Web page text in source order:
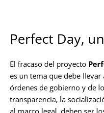
Perfect Day,
El fracaso del proyecto
es un tema que debe
órdenes de gobierno y de
transparencia, la
al marco legal, deben ser